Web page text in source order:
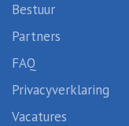
Bestuur
Partners
FAQ
Privacyverklaring
Vacatures